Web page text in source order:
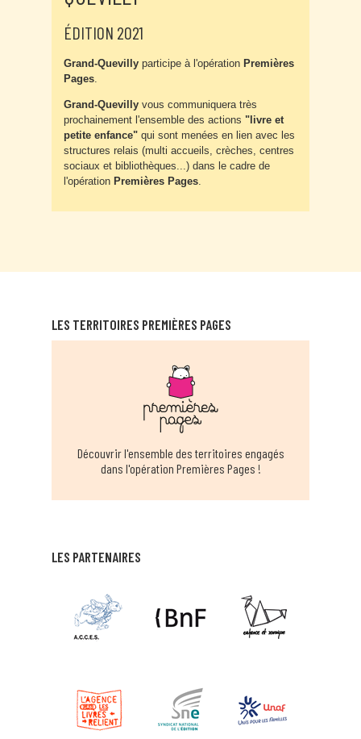
ÉDITION 2021
Grand-Quevilly participe à l'opération Premières
Pages.
Grand-Quevilly vous communiquera très
prochainement l'ensemble des actions "livre et
petite enfance" qui sont menées en lien avec les
structures relais (multi accueils, crèches, centres
sociaux et bibliothèques...) dans le cadre de
l'opération Premières Pages.
LES PARTENAIRES
LES TERRITOIRES PREMIÈRES PAGES
Découvrir l'ensemble des territoires engagés
dans l'opération Premières Pages !